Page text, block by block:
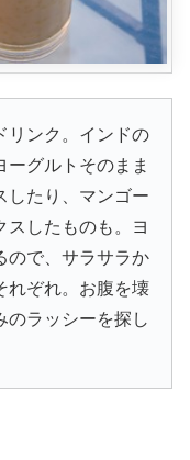
リンク。インドの
ーグルトそのまま
したり、マンゴー
スしたものも。ヨ
ので、サラサラか
れぞれ。お腹を壊
のラッシーを探し